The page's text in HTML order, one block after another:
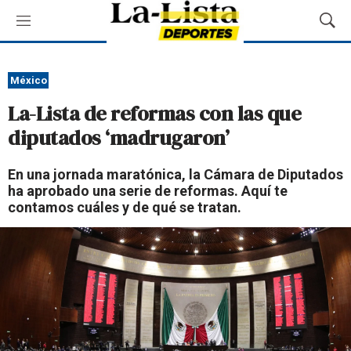
M
e
ú
M
o
s
e
México
La-Lista de reformas con las que
diputados ‘madrugaron’
En una jornada maratónica, la Cámara de Diputados
ha aprobado una serie de reformas. Aquí te
contamos cuáles y de qué se tratan.